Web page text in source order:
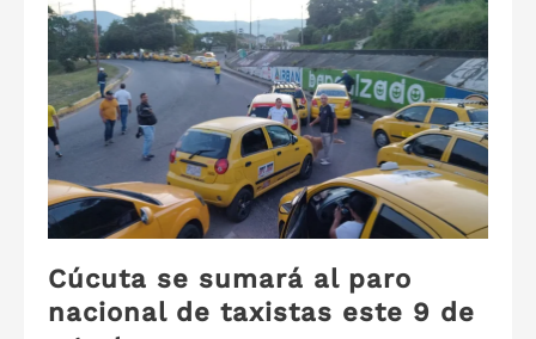
de
gasolina:
Gobierno
llegó
acuerdo
con
gremio
Cúcuta se sumará al paro
nacional de taxistas este 9 de